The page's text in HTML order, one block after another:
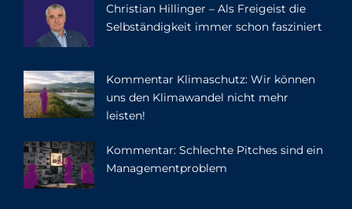
Christian Hillinger – Als Freigeist die
Selbständigkeit immer schon fasziniert
Kommentar Klimaschutz: Wir können
uns den Klimawandel nicht mehr
leisten!
Kommentar: Schlechte Pitches sind ein
Managementproblem